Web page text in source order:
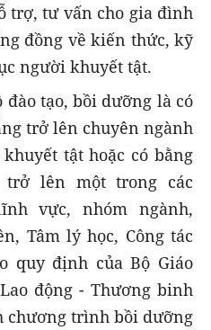
trợ, tư vấn cho gia đình
đồng về kiến thức, kỹ
người khuyết tật.
tạo, bồi dưỡng là có
trở lên chuyên ngành
tật hoặc có bằng
trở lên một trong các
vực, nhóm ngành,
Tâm lý học, Công tác
quy định của Bộ Giáo
động - Thương binh
chương trình bồi dưỡng